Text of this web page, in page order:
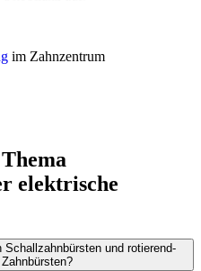
im Zahnzentrum
elektrische
und rotierend-